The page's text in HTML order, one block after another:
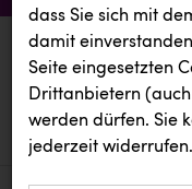
aktuelle
aktuelle
dass Sie sich mit
damit
Seite eingesetzten
Drittanbietern
werden dürfen. Sie
jederzeit widerrufen.